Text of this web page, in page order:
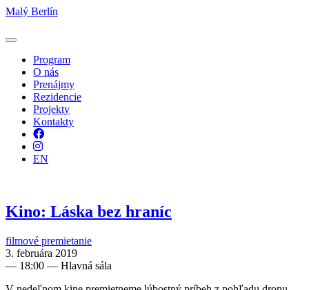
Malý Berlín
Program
O nás
Prenájmy
Rezidencie
Projekty
Kontakty
Facebook
Instagram
EN
Kino: Láska bez hraníc
filmové premietanie
3. februára 2019
— 18:00 — Hlavná sála